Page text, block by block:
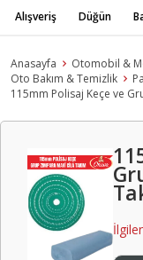
Alışveriş Düğün
Anasayfa Otomobil &
Oto Bakım & Temizlik
115mm Polisaj Keçe ve